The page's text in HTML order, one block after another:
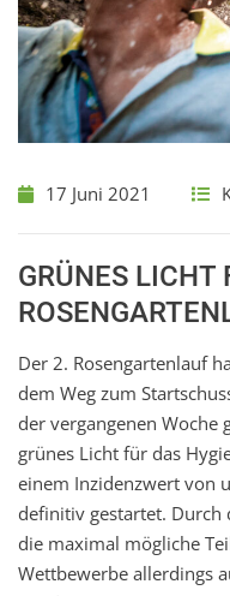
17 Juni 2021
GRÜNES LICHT
Der 2. Rosengartenlauf
dem Weg zum
der vergangenen Woche
grünes Licht für das
einem Inzidenzwert von
definitiv gestartet. Durch
die maximal mögliche
Wettbewerbe allerdings